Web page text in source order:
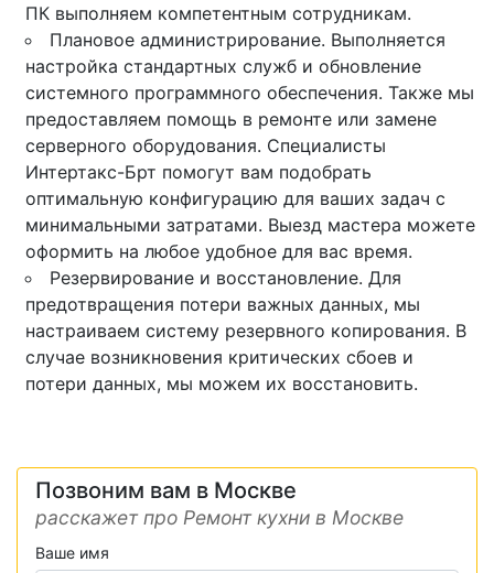
ПК выполняем компетентным сотрудникам.
Плановое администрирование. Выполняется
настройка стандартных служб и обновление
системного программного обеспечения. Также мы
предоставляем помощь в ремонте или замене
серверного оборудования. Специалисты
Интертакс-Брт помогут вам подобрать
оптимальную конфигурацию для ваших задач с
минимальными затратами. Выезд мастера можете
оформить на любое удобное для вас время.
Резервирование и восстановление. Для
предотвращения потери важных данных, мы
настраиваем систему резервного копирования. В
случае возникновения критических сбоев и
потери данных, мы можем их восстановить.
Позвоним вам в Москве
расскажет про Ремонт кухни в Москве
Ваше имя